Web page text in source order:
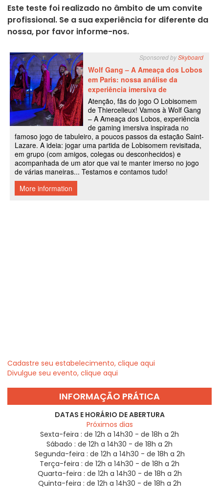
Este teste foi realizado no âmbito de um convite
profissional. Se a sua experiência for diferente da
nossa, por favor informe-nos.
Cadastre seu estabelecimento, clique aqui
Divulgue seu evento, clique aqui
INFORMAÇÃO PRÁTICA
DATAS E HORÁRIO DE ABERTURA
Próximos dias
Sexta-feira : de 12h a 14h30 - de 18h a 2h
Sábado : de 12h a 14h30 - de 18h a 2h
Segunda-feira : de 12h a 14h30 - de 18h a 2h
Terça-feira : de 12h a 14h30 - de 18h a 2h
Quarta-feira : de 12h a 14h30 - de 18h a 2h
Quinta-feira : de 12h a 14h30 - de 18h a 2h